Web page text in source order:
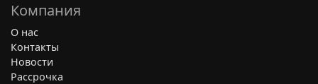
Компания
О нас
Контакты
Новости
Рассрочка